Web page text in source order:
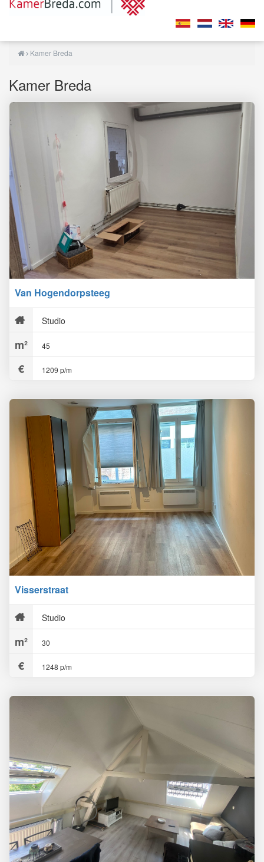
Kamer Breda
Kamer Breda
Van Hogendorpsteeg
Studio
45
1209 p/m
Visserstraat
Studio
30
1248 p/m